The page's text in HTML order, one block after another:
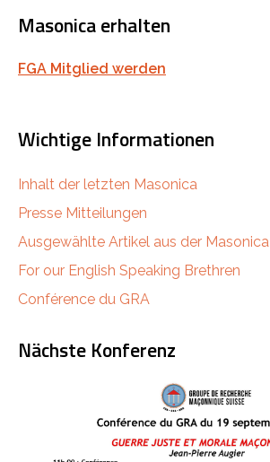
Masonica erhalten
FGA Mitglied werden
Wichtige Informationen
Inhalt der letzten Masonica
Presse Mitteilungen
Ausgewählte Artikel aus der Masonica
For our English Speaking Brethren
Conférence du GRA
Nächste Konferenz